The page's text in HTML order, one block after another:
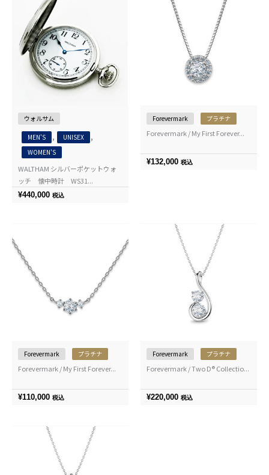
ウォルサム
MEN'S , UNISEX ,
WOMEN'S
WALTHAM シルバーポケットウォ
ッチ 懐中時計 WS31...
¥440,000 税込
Forevermark プラチナ
Forevermark / My First Forever...
¥132,000 税込
Forevermark プラチナ
Forevermark / My First Forever...
¥110,000 税込
Forevermark プラチナ
Forevermark / Two D® Collectio...
¥220,000 税込